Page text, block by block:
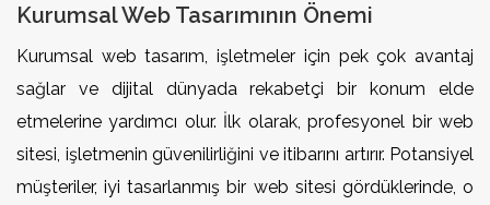
Kurumsal Web Tasarımının Önemi
Kurumsal web tasarım, işletmeler için pek çok avantaj
sağlar ve dijital dünyada rekabetçi bir konum elde
etmelerine yardımcı olur. İlk olarak, profesyonel bir web
sitesi, işletmenin güvenilirliğini ve itibarını artırır. Potansiyel
müşteriler, iyi tasarlanmış bir web sitesi gördüklerinde, o